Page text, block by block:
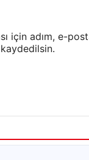
için adım, e-